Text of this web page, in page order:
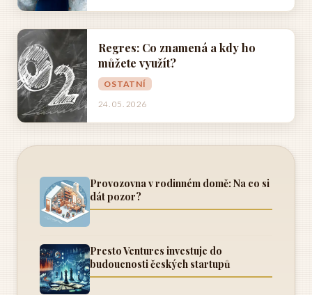
Regres: Co znamená a kdy ho
můžete využít?
OSTATNÍ
24. 05. 2026
Provozovna v rodinném domě: Na co si
dát pozor?
Presto Ventures investuje do
budoucnosti českých startupů